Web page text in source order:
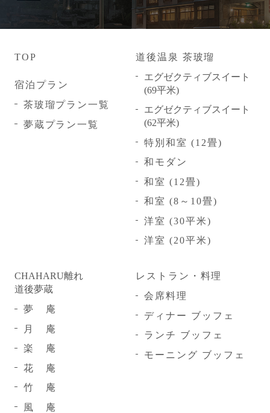
TOP
宿泊プラン
茶玻瑠プラン一覧
夢蔵プラン一覧
道後温泉 茶玻瑠
エグゼクティブスイート
(69平米)
エグゼクティブスイート
(62平米)
特別和室 (12畳)
和モダン
和室 (12畳)
和室 (8～10畳)
洋室 (30平米)
洋室 (20平米)
CHAHARU離れ
道後夢蔵
夢
庵
月
庵
楽
庵
花
庵
竹
庵
風
庵
レストラン・料理
会席料理
ディナー ブッフェ
ランチ ブッフェ
モーニング ブッフェ